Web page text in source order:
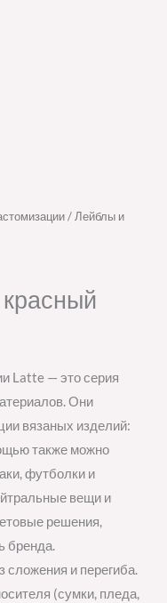
/ Лейблы и
Latte — это серия
Они
вязаных изделий:
также можно
футболки и
вещи и
решения,
бренда.
сложения и перегиба.
(сумки, пледа,